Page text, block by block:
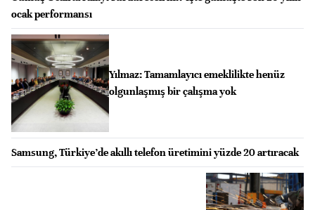
ocak performansı
Yılmaz: Tamamlayıcı emeklilikte henüz
olgunlaşmış bir çalışma yok
Samsung, Türkiye’de akıllı telefon üretimini yüzde 20 artıracak